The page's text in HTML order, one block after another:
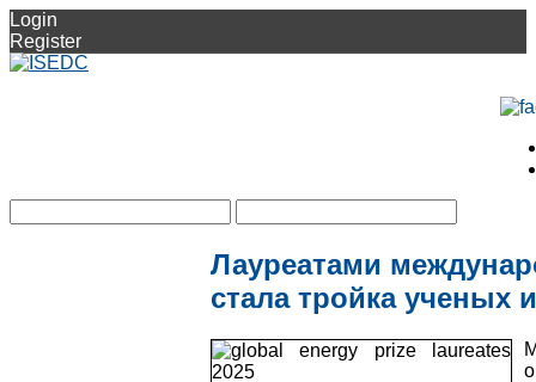
Login
Register
Лауреатами
стала тройка ученых